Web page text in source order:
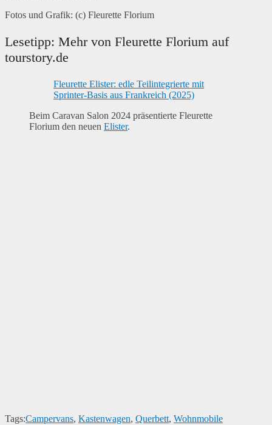
Fotos und Grafik: (c) Fleurette Florium
Lesetipp: Mehr von Fleurette Florium auf
tourstory.de
Fleurette Elister: edle Teilintegrierte mit
Sprinter-Basis aus Frankreich (2025)
Beim Caravan Salon 2024 präsentierte Fleurette
Florium den neuen Elister.
Tags:Campervans, Kastenwagen, Querbett, Wohnmobile